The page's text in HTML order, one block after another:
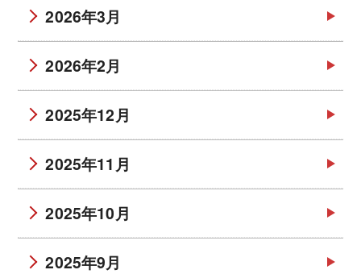
2026年3月
2026年2月
2025年12月
2025年11月
2025年10月
2025年9月